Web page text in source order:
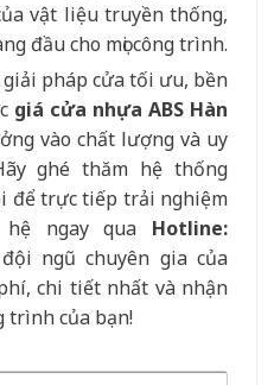
vật liệu truyền thống,
đầu cho mọi công trình.
pháp cửa tối ưu, bền
giá cửa nhựa ABS Hàn
vào chất lượng và uy
ghé thăm hệ thống
để trực tiếp trải nghiệm
ngay qua Hotline:
ngũ chuyên gia của
chi tiết nhất và nhận
trình của bạn!